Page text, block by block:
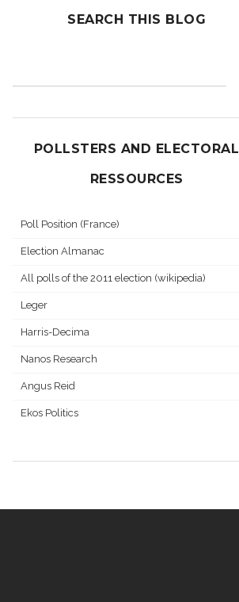
SEARCH THIS BLOG
POLLSTERS AND ELECTORAL
RESSOURCES
Poll Position (France)
Election Almanac
All polls of the 2011 election (wikipedia)
Leger
Harris-Decima
Nanos Research
Angus Reid
Ekos Politics